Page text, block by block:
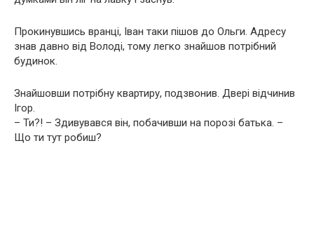
Прокинувшись вранці, Іван таки пішов до Ольги. Адресу
знав давно від Володі, тому легко знайшов потрібний
будинок.
Знайшовши потрібну квартиру, подзвонив. Двері відчинив
Ігор.
– Ти?! – Здивувався він, побачивши на порозі батька. –
Що ти тут робиш?